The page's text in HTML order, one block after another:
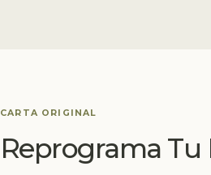
CARTA ORIGINAL
Reprograma Tu